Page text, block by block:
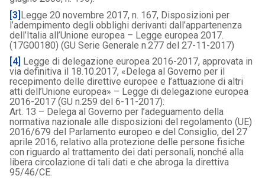
[3] Legge 20 novembre 2017, n. 167, Disposizioni per
l’adempimento degli obblighi derivanti dall’appartenenza
dell’Italia all’Unione europea – Legge europea 2017.
(17G00180) (GU Serie Generale n.277 del 27-11-2017)
[4] Legge di delegazione europea 2016-2017, approvata in
via definitiva il 18.10.2017, «Delega al Governo per il
recepimento delle direttive europee e l’attuazione di altri
atti dell’Unione europea» – Legge di delegazione europea
2016-2017 (GU n.259 del 6-11-2017):
Art. 13 – Delega al Governo per l’adeguamento della
normativa nazionale alle disposizioni del regolamento (UE)
2016/679 del Parlamento europeo e del Consiglio, del 27
aprile 2016, relativo alla protezione delle persone fisiche
con riguardo al trattamento dei dati personali, nonché alla
libera circolazione di tali dati e che abroga la direttiva
95/46/CE.